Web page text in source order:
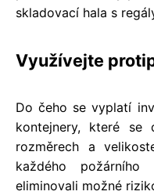
skladovací hala s
Využívejte
Do čeho se vyplatí
kontejnery, které se
rozměrech a
každého
eliminovali možné